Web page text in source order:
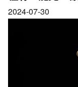
2024-07-30